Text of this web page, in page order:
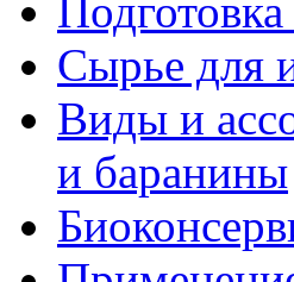
Сырье для
Виды и
и баранины